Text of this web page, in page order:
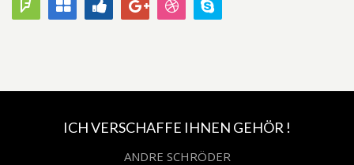
ICH VERSCHAFFE IHNEN GEHÖR !
ANDRE SCHRÖDER